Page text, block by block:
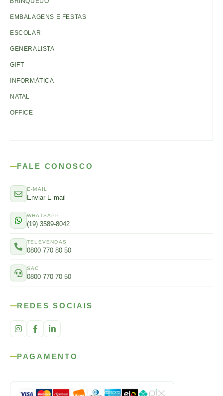
EMBALAGENS E FESTAS
ESCOLAR
GENERALISTA
GIFT
INFORMÁTICA
NATAL
OFFICE
FALE CONOSCO
E-MAIL
Enviar E-mail
WHATSAPP
(19) 3589-8042
TELEVENDAS
0800 770 80 50
SAC
0800 770 70 50
REDES SOCIAIS
PAGAMENTO